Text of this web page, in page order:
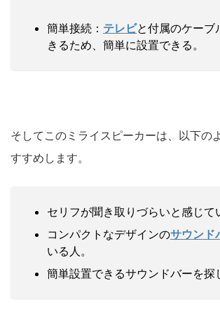
簡単接続： テレビと付属のケーブ
きるため、簡単に設置できる。
そしてこのミライスピーカーは、以下の
すすめします。
セリフが聞き取りづらいと感じて
コンパクトなデザインのサウンド
いる人。
簡単設置できるサウンドバーを探